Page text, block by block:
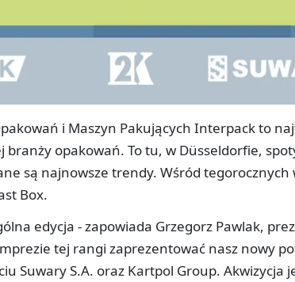
i Maszyn Pakujących Interpack to
opakowań. To tu, w Düsseldorfie,
są najnowsze trendy. Wśród tegorocznych
Box.
edycja - zapowiada Grzegorz Pawlak,
tej rangi zaprezentować nasz nowy
Suwary S.A. oraz Kartpol Group. Akwizycja